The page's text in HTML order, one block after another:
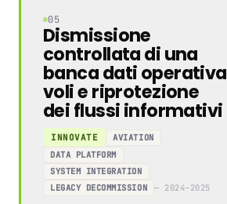
05
Dismissione
controllata di una
banca dati operativa
voli e riprotezione
dei flussi informativi
INNOVATE
AVIATION
DATA PLATFORM
SYSTEM INTEGRATION
LEGACY DECOMMISSION
— 2024–2025